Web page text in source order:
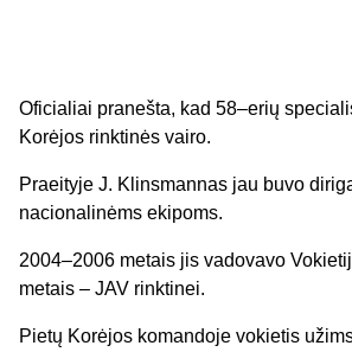
Oficialiai pranešta, kad 58–erių
Korėjos rinktinės vairo.
Praeityje J. Klinsmannas jau buvo
nacionalinėms ekipoms.
2004–2006 metais jis vadovavo
metais – JAV rinktinei.
Pietų Korėjos komandoje vokietis